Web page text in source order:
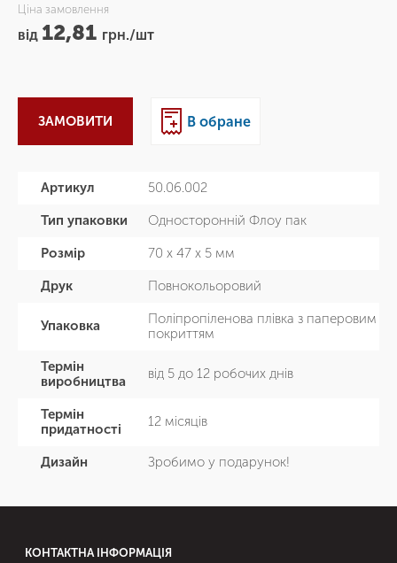
Ціна замовлення
від 12,81 грн./шт
ЗАМОВИТИ В обране
Артикул 50.06.002
Тип упаковки Односторонній Флоу пак
Розмір 70 х 47 х 5 мм
Друк Повнокольоровий
Упаковка
Поліпропіленова плівка з паперовим
покриттям
Термін
виробництва
від 5 до 12 робочих днів
Термін
придатності
12 місяців
Дизайн Зробимо у подарунок!
КОНТАКТНА ІНФОРМАЦІЯ